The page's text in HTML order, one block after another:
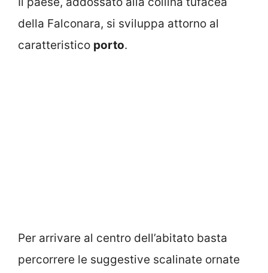
della Falconara, si sviluppa attorno al
caratteristico porto.
Per arrivare al centro dell’abitato basta
percorrere le suggestive scalinate ornate